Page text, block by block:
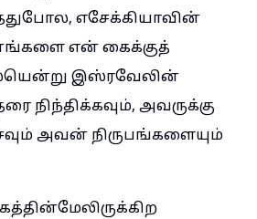
எசேக்கியாவின்
என் கைக்குத்
இஸ்ரவேலின்
நிந்திக்கவும், அவருக்கு
அவன் நிருபங்களையும்